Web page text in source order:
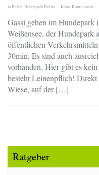
in Berlin Hundepark Berlin Keine Kommentare
Gassi gehen im
Weißensee, der Hundepark
öffentlichen
30min. Es sind auch
vorhanden. Hier gibt es
besteht Leinenpflich! Direkt
Wiese, auf der […]
Ratgeber